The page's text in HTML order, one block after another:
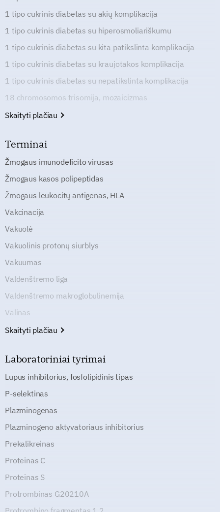
1 tipo cukrinis diabetas su akių komplikacija
1 tipo cukrinis diabetas su hiperosmoliariškumu
1 tipo cukrinis diabetas su kita patikslinta komplikacija
1 tipo cukrinis diabetas su kraujotakos komplikacija
1 tipo cukrinis diabetas su nepatikslinta komplikacija
18 chromosomos trisomija, mozaicizmas
Skaityti plačiau
Terminai
Žmogaus imunodeficito virusas
Žmogaus kasos polipeptidas
Žmogaus leukocitų antigenas, HLA
Vakcinacija
Vakuolė
Vakuolinis protonų siurblys
Vakuumas
Valdenštremo liga
Valdenštremo makroglobulinemija
Valinas
Skaityti plačiau
Laboratoriniai tyrimai
Lupus inhibitorius, fosfolipidinis tipas
P-selektinas
Plazminogenas
Plazminogeno aktyvatoriaus inhibitorius
Prekalikreinas
Proteinas C
Proteinas S
Protrombinas G20210A